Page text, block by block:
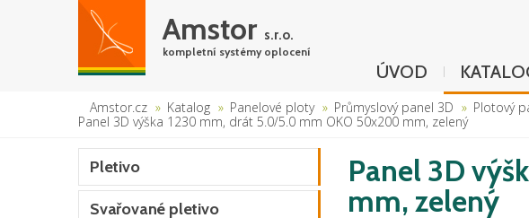
Amstor s.r.o.
kompletní systémy oplocení
ÚVOD
Amstor.cz Katalog Panelové ploty Průmyslový panel 3D Plotový
Panel 3D výška 1230 mm, drát 5.0/5.0 mm OKO 50x200 mm, zelený
Pletivo
Svařované pletivo
Panel 3D
mm, zelený